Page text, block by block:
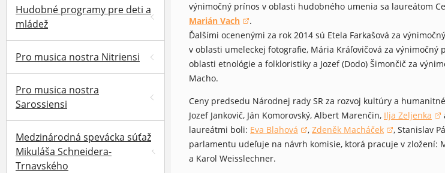
Hudobné programy pre deti a
mládež
Pro musica nostra Nitriensi
Pro musica nostra
Sarossiensi
Medzinárodná spevácka súťaž
Mikuláša Schneidera-
Trnavského
výnimočný prínos v oblasti hudobného umenia sa laureátom
Marián Vach
(otvorí sa v novom okne)
.
Ďalšími ocenenými za rok 2014 sú Etela Farkašová za
v oblasti umeleckej fotografie, Mária Kráľovičová za
oblasti etnológie a folkloristiky a Jozef (Dodo) Šimončič za
Macho.
Ceny predsedu Národnej rady SR za rozvoj kultúry a
Jozef Jankovič, Ján Komorovský, Albert Marenčin, Ilja Zeljenka
(otvorí sa v
laureátmi boli: Eva Blahová
(otvorí sa v novom okne)
, Zdeněk Macháček
(otvorí sa v novom okne)
, Stanislav
parlamentu udeľuje na návrh komisie, ktorá pracuje v zložení:
a Karol Weisslechner.